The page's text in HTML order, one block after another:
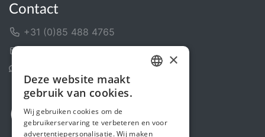
Contact
+31 (0)85 488 4765
ENGLISH
×
Deze website maakt
gebruik van cookies.
Wij gebruiken cookies om de
gebruikerservaring te verbeteren en voor
advertentiepersonalisatie. Wij maken